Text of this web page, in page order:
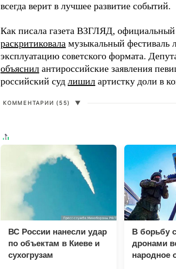
всегда верит в лучшее развитие событий.
Как писала газета ВЗГЛЯД,
раскритиковала музыкальный фестиваль
эксплуатацию советского формата.
объяснил антироссийские заявления
российский суд лишил артистку доли в
КОММЕНТАРИИ (55) ▼
ВС России нанесли удар
по объектам в Киеве и
сухогрузам
В борьбу
дронами
народное